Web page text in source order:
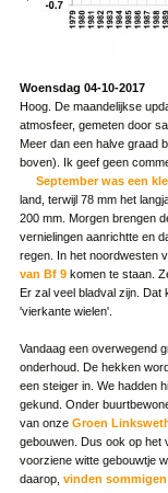
Woensdag 04-10-2017
Hoog. De maandelijkse
atmosfeer, gemeten door
Meer dan een halve graad
boven). Ik geef geen
September was een
land, terwijl 78 mm het
200 mm. Morgen brengen
vernielingen aanrichtte en
regen. In het noordwesten
van Bf 9komen te staan.
Er zal veel bladval zijn. Dat
'vierkante wielen'.
Vandaag een overwegend
onderhoud. De hekken
een steiger in. We hadden
gekund. Onder
van onze Groen
gebouwen. Dus ook op het
voorziene witte gebouwtje
daarop, vinden sommigen